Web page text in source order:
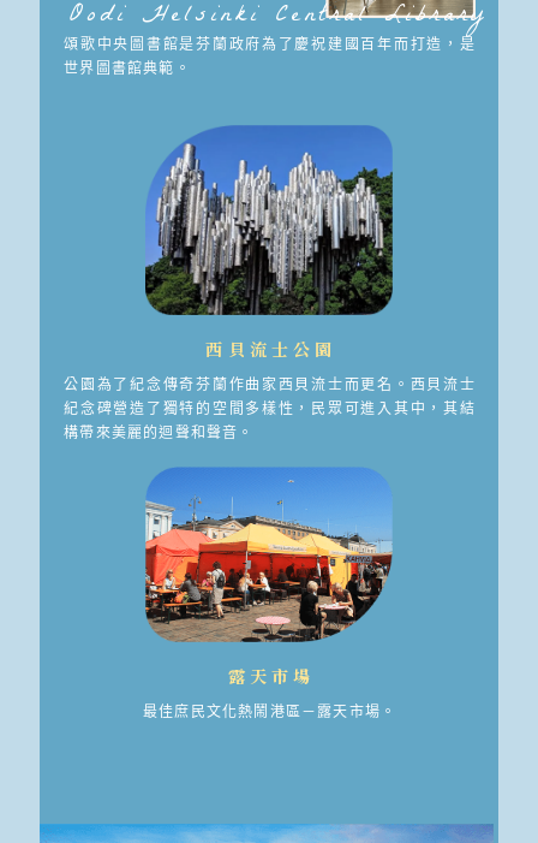
Oodi Helsinki Central Library
頌歌中央圖書館是芬蘭政府為了慶祝建國百年而打造，是
世界圖書館典範。
西貝流士公園
公園為了紀念傳奇芬蘭作曲家西貝流士而更名。西貝流士
紀念碑營造了獨特的空間多樣性，民眾可進入其中，其結
構帶來美麗的迴聲和聲音。
露天市場
最佳庶民文化熱鬧港區－露天市場。